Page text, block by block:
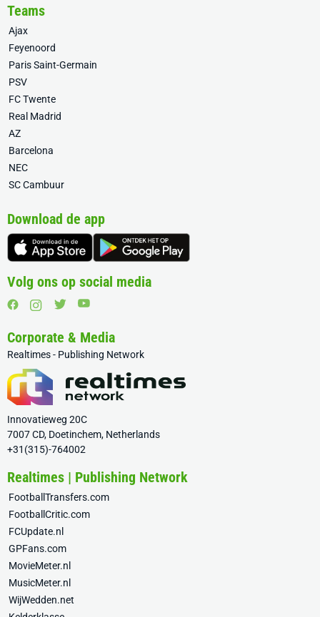
Teams
Ajax
Feyenoord
Paris Saint-Germain
PSV
FC Twente
Real Madrid
AZ
Barcelona
NEC
SC Cambuur
Download de app
Volg ons op social media
Corporate & Media
Realtimes - Publishing Network
Innovatieweg 20C
7007 CD, Doetinchem, Netherlands
+31(315)-764002
Realtimes | Publishing Network
FootballTransfers.com
FootballCritic.com
FCUpdate.nl
GPFans.com
MovieMeter.nl
MusicMeter.nl
WijWedden.net